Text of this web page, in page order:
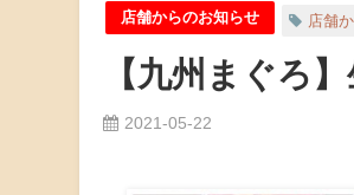
店舗からのお知らせ 店舗
【九州まぐろ
2021-05-22